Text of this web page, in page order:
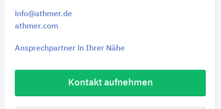
info@athmer.de
athmer.com
Ansprechpartner in Ihrer Nähe
Kontakt aufnehmen